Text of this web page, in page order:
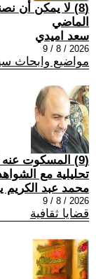
(8) لا يمكن أن
الماضي
سعد اميدي
2026 / 8 / 9
مواضيع وابحاث
(9) المسكوت
تحليلية مع
محمد عبد
2026 / 8 / 9
قضايا ثقافية